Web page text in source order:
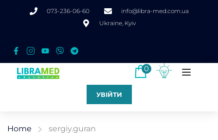
073-236-06-60
info@libra-med.com.ua
Ukraine, Kyiv
0
УВІЙТИ
Home sergiy.guran